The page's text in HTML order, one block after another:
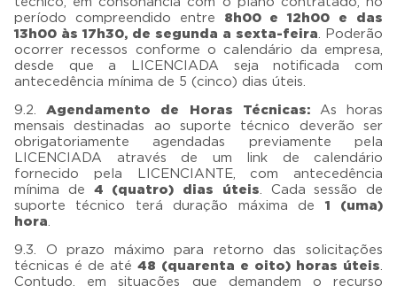
período compreendido entre 8h00 e 12h00 e das
13h00 às 17h30, de segunda a sexta-feira . Poderão
ocorrer recessos conforme o calendário da empresa,
desde que a LICENCIADA seja notificada com
antecedência mínima de 5 (cinco) dias úteis.
9.2.Agendamento de Horas Técnicas:As horas
mensais destinadas ao suporte técnico deverão ser
obrigatoriamente agendadas previamente pela
LICENCIADA através de um link de calendário
fornecido pela LICENCIANTE, com antecedência
mínima de 4 (quatro) dias úteis. Cada sessão de
suporte técnico terá duração máxima de1 (uma)
hora.
9.3. O prazo máximo para retorno das solicitações
técnicas é de até 48 (quarenta e oito) horas úteis.
Contudo, em situações que demandem o recurso